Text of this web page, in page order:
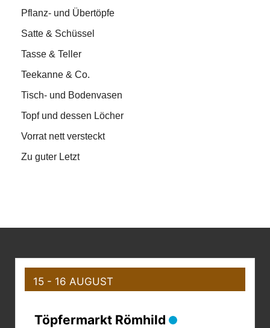
Pflanz- und Übertöpfe
Satte & Schüssel
Tasse & Teller
Teekanne & Co.
Tisch- und Bodenvasen
Topf und dessen Löcher
Vorrat nett versteckt
Zu guter Letzt
15 - 16 AUGUST
Töpfermarkt Römhild